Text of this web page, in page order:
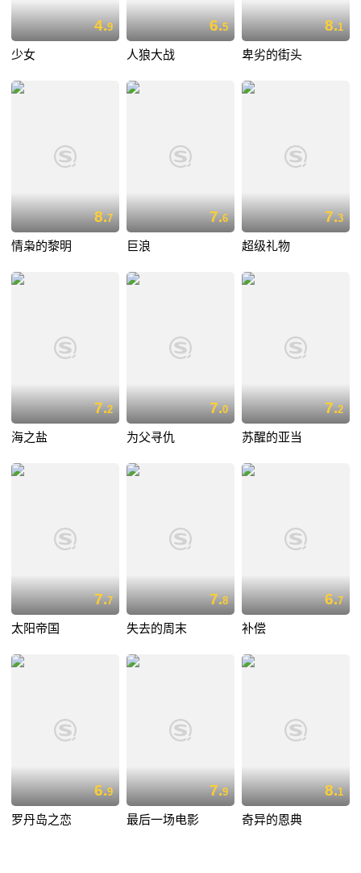
4.9
少女
6.5
人狼大战
8.1
卑劣的街头
8.7
情枭的黎明
7.6
巨浪
7.3
超级礼物
7.2
海之盐
7.0
为父寻仇
7.2
苏醒的亚当
7.7
太阳帝国
7.8
失去的周末
6.7
补偿
6.9
罗丹岛之恋
7.9
最后一场电影
8.1
奇异的恩典